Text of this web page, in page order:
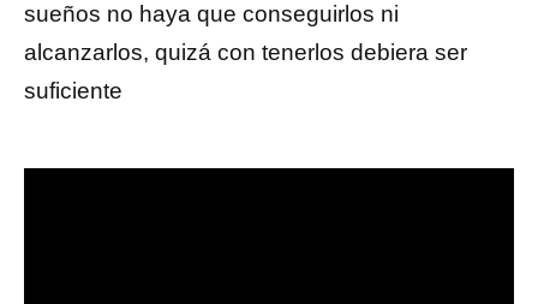
sueños no haya que conseguirlos ni
alcanzarlos, quizá con tenerlos debiera ser
suficiente